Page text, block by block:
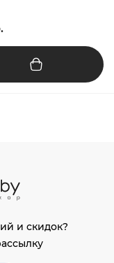
и скидок?